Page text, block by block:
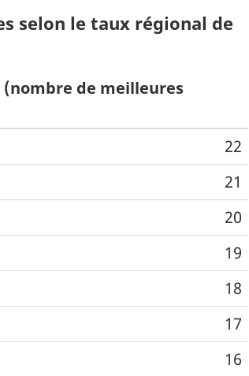
selon le taux régional de
de meilleures
22
21
20
19
18
17
16